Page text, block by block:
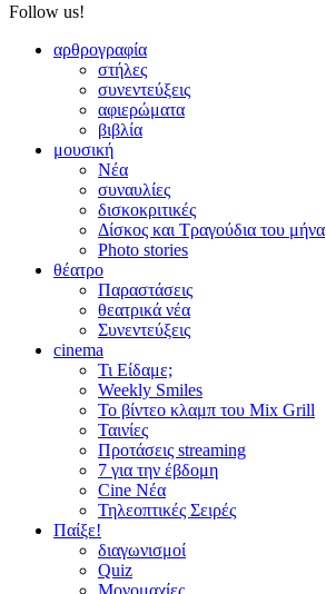
Follow us!
αρθρογραφία
στήλες
συνεντεύξεις
αφιερώματα
βιβλία
μουσική
Νέα
συναυλίες
δισκοκριτικές
Δίσκος και Τραγούδια του μήνα
Photo stories
θέατρο
Παραστάσεις
θεατρικά νέα
Συνεντεύξεις
cinema
Τι Είδαμε;
Weekly Smiles
Το βίντεο κλαμπ του Mix Grill
Ταινίες
Προτάσεις streaming
7 για την έβδομη
Cine Νέα
Τηλεοπτικές Σειρές
Παίξε!
διαγωνισμοί
Quiz
Μονομαχίες